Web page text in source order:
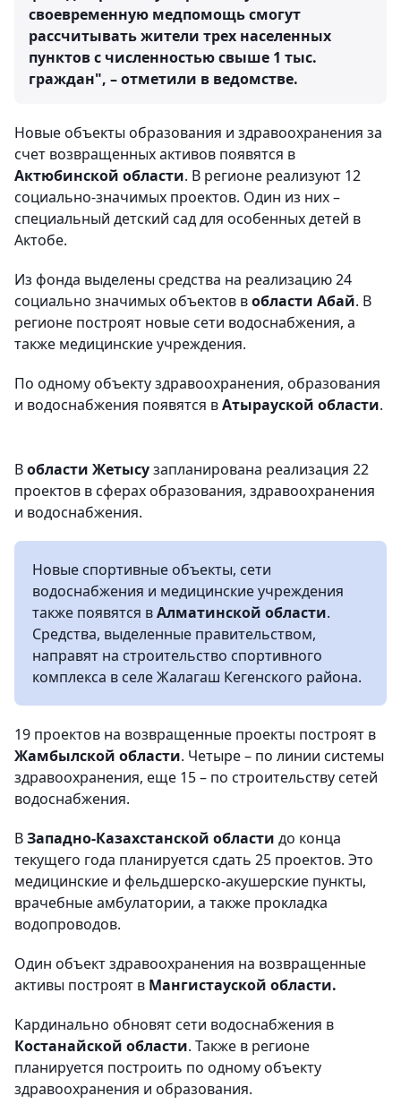
своевременную медпомощь смогут
рассчитывать жители трех населенных
пунктов с численностью свыше 1 тыс.
граждан", – отметили в ведомстве.
Новые объекты образования и здравоохранения за
счет возвращенных активов появятся в
Актюбинской области. В регионе реализуют 12
социально-значимых проектов. Один из них –
специальный детский сад для особенных детей в
Актобе.
Из фонда выделены средства на реализацию 24
социально значимых объектов вобласти Абай. В
регионе построят новые сети водоснабжения, а
также медицинские учреждения.
По одному объекту здравоохранения, образования
и водоснабжения появятся вАтырауской области.
Вобласти Жетысузапланирована реализация 22
проектов в сферах образования, здравоохранения
и водоснабжения.
Новые спортивные объекты, сети
водоснабжения и медицинские учреждения
также появятся вАлматинской области.
Средства, выделенные правительством,
направят на строительство спортивного
комплекса в селе Жалагаш Кегенского района.
19 проектов на возвращенные проекты построят в
Жамбылской области. Четыре – по линии системы
здравоохранения, еще 15 – по строительству сетей
водоснабжения.
ВЗападно-Казахстанской области до конца
текущего года планируется сдать 25 проектов. Это
медицинские и фельдшерско-акушерские пункты,
врачебные амбулатории, а также прокладка
водопроводов.
Один объект здравоохранения на возвращенные
активы построят в Мангистауской области.
Кардинально обновят сети водоснабжения в
Костанайской области. Также в регионе
планируется построить по одному объекту
здравоохранения и образования.